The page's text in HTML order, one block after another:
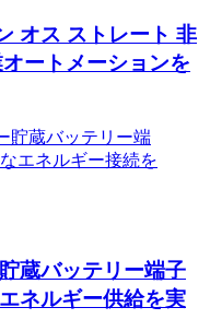
オス ストレート 非
ートメーションを
蔵バッテリー端子
ネルギー供給を実